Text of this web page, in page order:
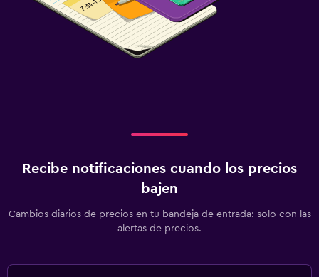
Aire libre
Servicios de lavandería/tintorería
Servicios y facilidades
Check-out exprés
Recibe notificaciones cuando los precios
bajen
Cambios diarios de precios en tu bandeja de entrada: solo con las
alertas de precios.